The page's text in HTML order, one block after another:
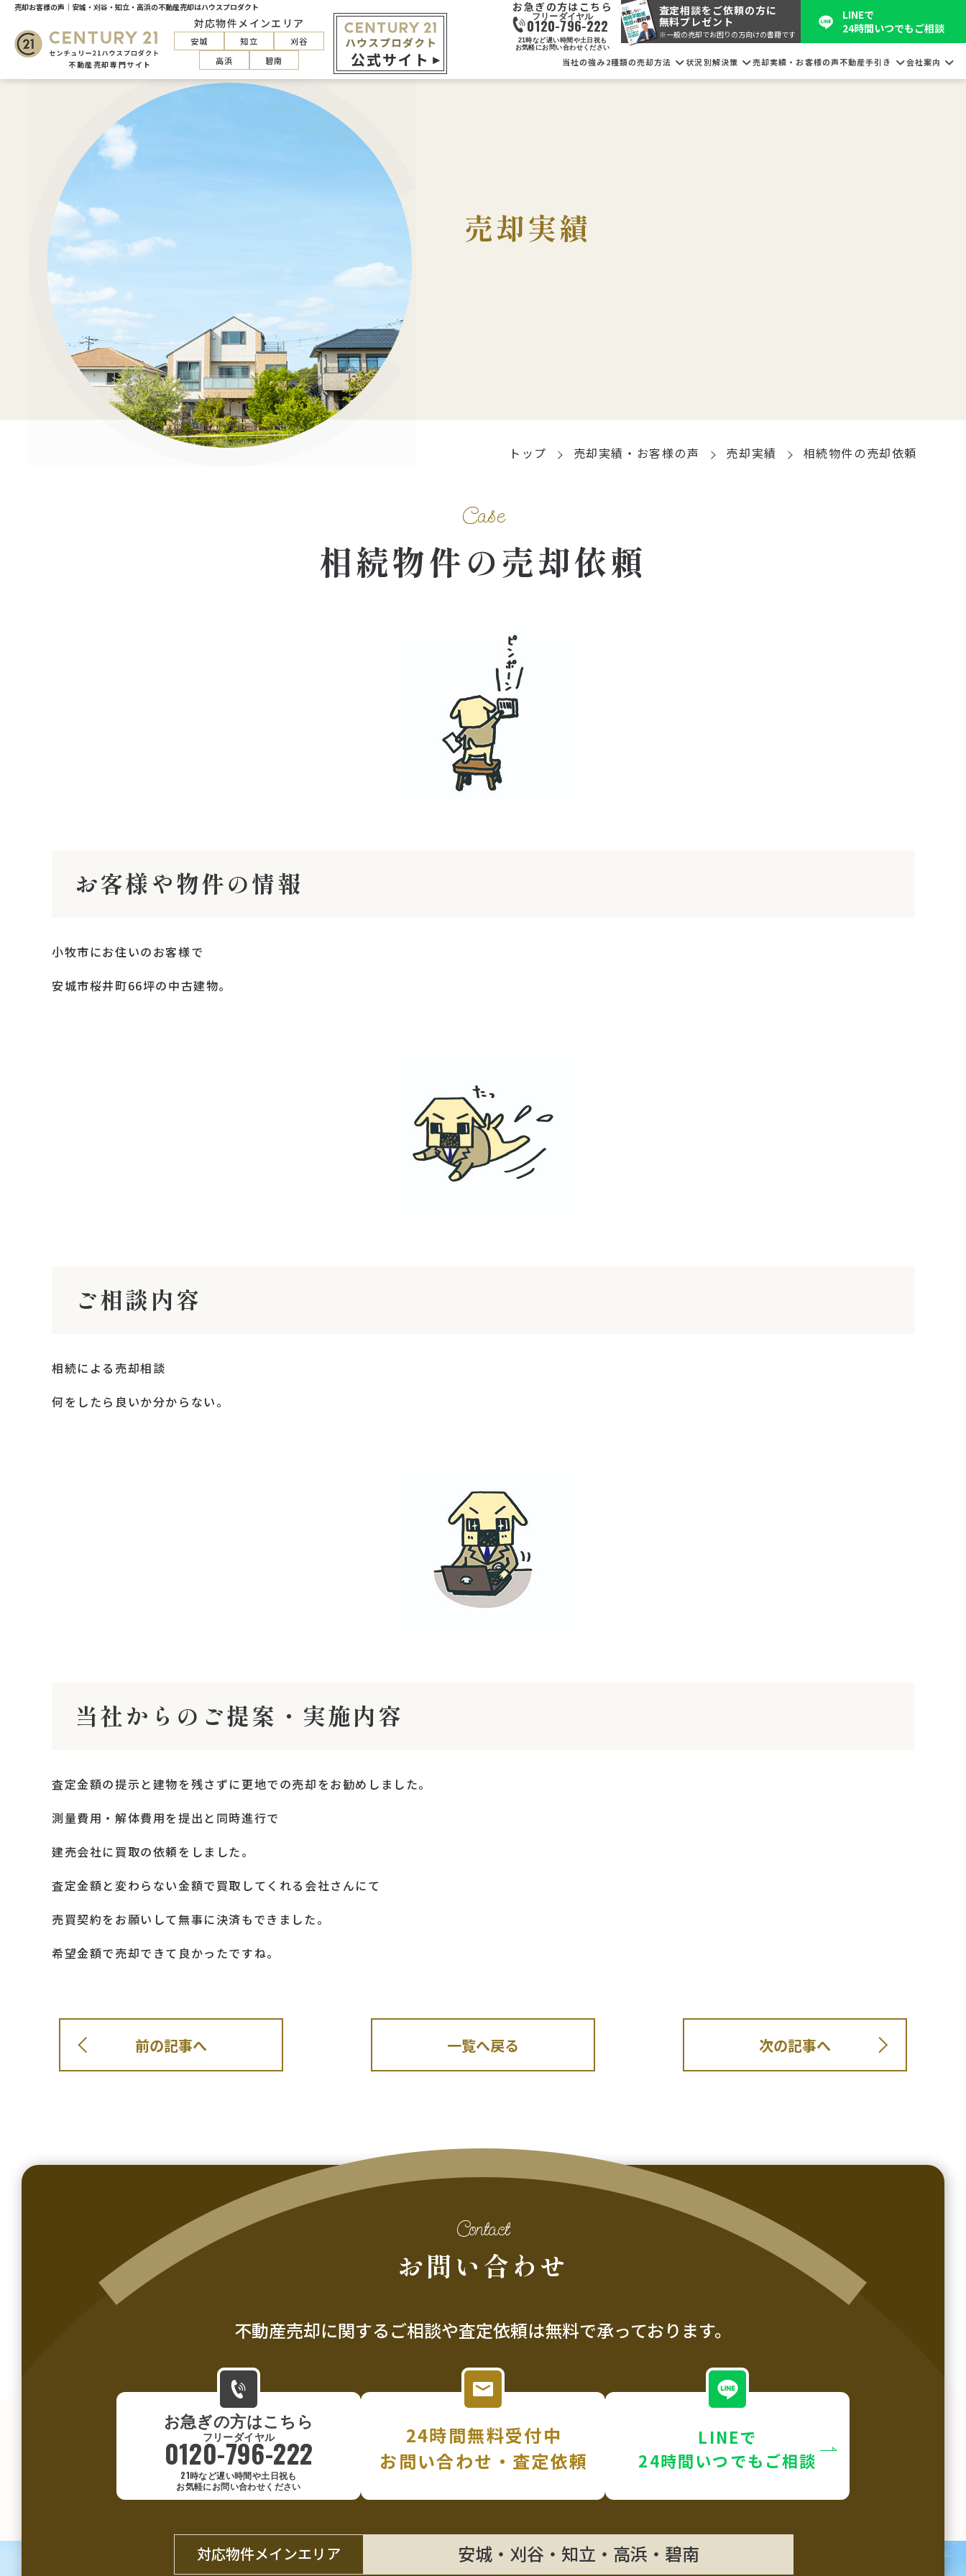
売却お客様の声｜安城・刈谷・知立・高浜の不動産売却はハウスプロダクト
対応物件メインエリア
安城 知立
刈谷
高浜
碧南 公式サイト
お急ぎの方はこちら
0120-796-222
21時など遅い時間や土日祝も
お気軽にお問い合わせください
査定相談をご依頼の方に
無料プレゼント
※一般の売却でお困りの方向けの書籍です
LINEで
24時間いつでもご相談
当社の強み2種類の売却方法 状況別解決策 売却実績・お客様の声不動産手引き 会社案内
売却実績
トップ 売却実績・お客様の声 売却実績 相続物件の売却依頼
Case
相続物件の売却依頼
お客様や物件の情報
小牧市にお住いのお客様で
安城市桜井町66坪の中古建物。
ご相談内容
相続による売却相談
何をしたら良いか分からない。
当社からのご提案・実施内容
査定金額の提示と建物を残さずに更地での売却をお勧めしました。
測量費用・解体費用を提出と同時進行で
建売会社に買取の依頼をしました。
査定金額と変わらない金額で買取してくれる会社さんにて
売買契約をお願いして無事に決済もできました。
希望金額で売却できて良かったですね。
前の記事へ 一覧へ戻る 次の記事へ
Contact
お問い合わせ
不動産売却に関するご相談や査定依頼は無料で承っております。
お急ぎの方はこちら
0120-796-222
21時など遅い時間や土日祝も
お気軽にお問い合わせください
24時間無料受付中
お問い合わせ・査定依頼
LINEで
24時間いつでもご相談
対応物件メインエリア 安城・刈谷・知立・高浜・碧南